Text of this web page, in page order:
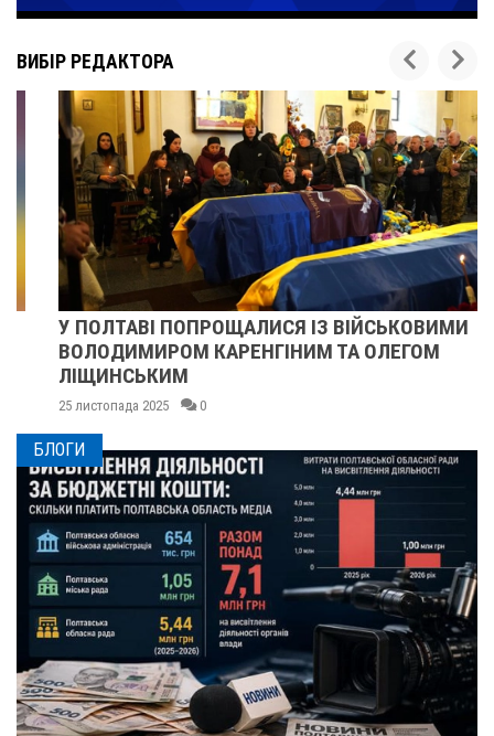
ВИБІР РЕДАКТОРА
У ПОЛТАВІ ПОПРОЩАЛИСЯ ІЗ ВІЙСЬКОВИМИ
ВОЛОДИМИРОМ КАРЕНГІНИМ ТА ОЛЕГОМ
ЛІЩИНСЬКИМ
25 листопада 2025 0
БЛОГИ